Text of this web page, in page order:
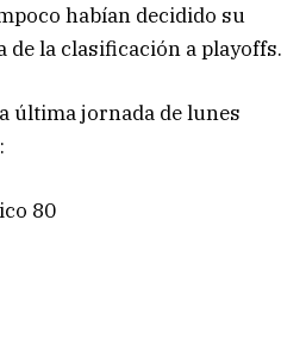
habían decidido su
de la clasificación a playoffs.
última jornada de lunes
80